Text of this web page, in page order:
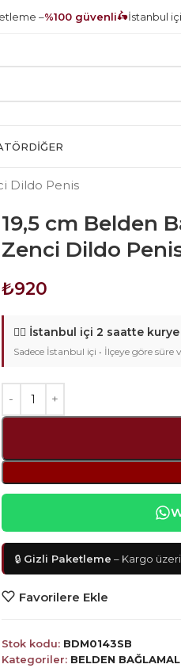
–%100 güvenli🛵İstanbul içi
DIĞER
Dildo Penis
19,5 cm Belden
Zenci Dildo
₺920
🚴‍♂️ İstanbul içi 2 saatte
Sadece İstanbul içi • İlçeye göre
🔒 Gizli Paketleme – Kargo
Favorilere Ekle
Stok kodu: BDM0143SB
Kategoriler: BELDEN